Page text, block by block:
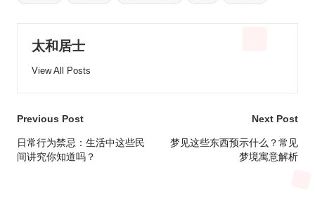
太和居士
View All Posts
Post
navigation
Previous Post
日常行为禁忌：生活中这些民
间讲究你知道吗？
Next Post
梦见这些东西预示什么？常见
梦境寓意解析